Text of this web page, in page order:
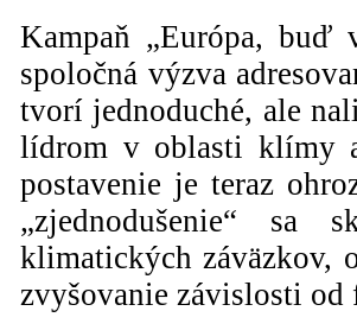
Kampaň „Európa, buď
spoločná výzva
tvorí jednoduché, ale
lídrom v oblasti klímy
postavenie je teraz
„zjednodušenie“ sa
klimatických záväzkov,
zvyšovanie závislosti